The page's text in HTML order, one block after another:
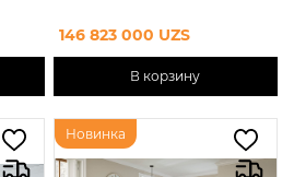
146 823 000 UZS
В корзину
Новинка